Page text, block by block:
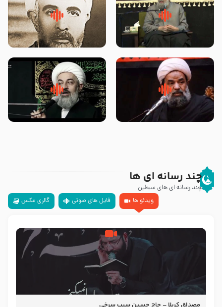
لقب حضرت رقیه سلام الله علیها به
چه معناست – حجت الاسلام علوی
روضه‌ی مجلس یزید ملعون و
اسارت اهل‌بیت علیهم‌السلام –
محدث زاده
سلام جوانی که امام حسین علیه
السلام خودش جوابش را دادند
زیارتی که اسباب رزق زیاد و عمر
طولانی است حجت السلام حسین
چند رسانه ای ها
چند رسانه ای های سبطین
ویدئو ها
فایل های صوتی گالری عکس
مصداق کربلا – حاج حسین سیب سرخی